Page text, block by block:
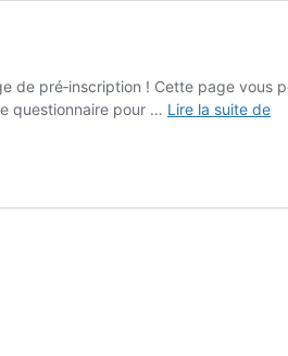
de pré‑inscription ! Cette page vous
questionnaire pour … Lire la suite de